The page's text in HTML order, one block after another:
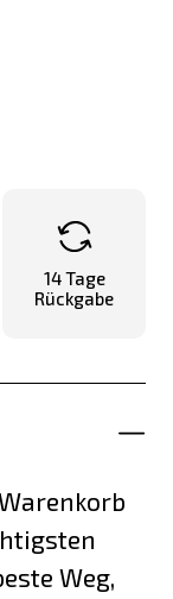
14 Tage
Rückgabe
Weg,